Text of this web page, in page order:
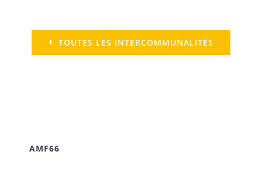
TOUTES LES INTERCOMMUNALITÉS
AMF66